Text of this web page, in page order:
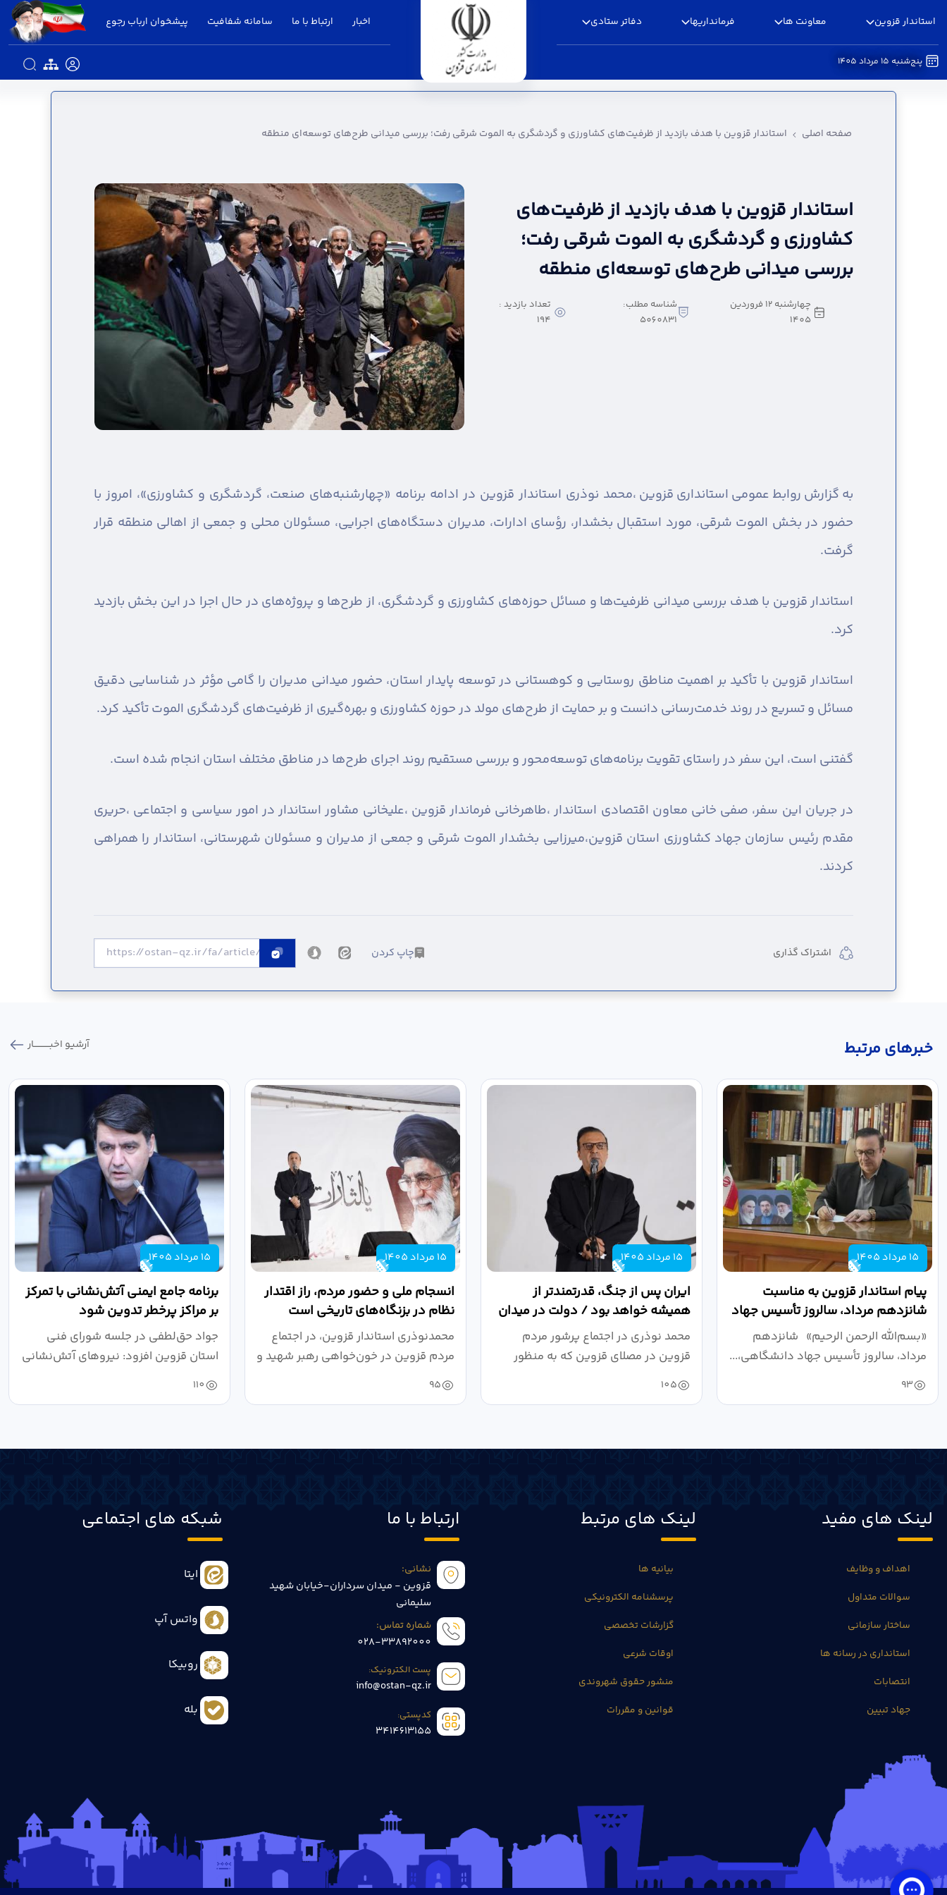
استاندار قزوین معاونت ها فرمانداریها دفاتر ستادی اخبار ارتباط با ما سامانه شفافیت پیشخوان ارباب رجوع
پنج‌شنبه 15 مرداد 1405
استاندار قزوین با هدف بازدید از ظرفیت‌های کشاورزی و گردشگری به الموت شرقی رفت؛ بررسی میدانی طرح‌های توسعه‌ای منطقه - استانداری قزوین
صفحه اصلی استاندار قزوین با هدف بازدید از ظرفیت‌های کشاورزی و گردشگری به الموت شرقی رفت؛ بررسی میدانی طرح‌های توسعه‌ای منطقه
استاندار قزوین با هدف بازدید از ظرفیت‌های
کشاورزی و گردشگری به الموت شرقی رفت؛
بررسی میدانی طرح‌های توسعه‌ای منطقه
چهارشنبه 12 فروردین
1405
شناسه مطلب:
5060831
تعداد بازدید :
194
به گزارش روابط عمومی استانداری قزوین ،محمد نوذری استاندار قزوین در ادامه برنامه «چهارشنبه‌های صنعت، گردشگری و کشاورزی»، امروز با
حضور در بخش الموت شرقی، مورد استقبال بخشدار، رؤسای ادارات، مدیران دستگاه‌های اجرایی، مسئولان محلی و جمعی از اهالی منطقه قرار
گرفت.
استاندار قزوین با هدف بررسی میدانی ظرفیت‌ها و مسائل حوزه‌های کشاورزی و گردشگری، از طرح‌ها و پروژه‌های در حال اجرا در این بخش بازدید
کرد.
استاندار قزوین با تأکید بر اهمیت مناطق روستایی و کوهستانی در توسعه پایدار استان، حضور میدانی مدیران را گامی مؤثر در شناسایی دقیق
مسائل و تسریع در روند خدمت‌رسانی دانست و بر حمایت از طرح‌های مولد در حوزه کشاورزی و بهره‌گیری از ظرفیت‌های گردشگری الموت تأکید کرد.
گفتنی است، این سفر در راستای تقویت برنامه‌های توسعه‌محور و بررسی مستقیم روند اجرای طرح‌ها در مناطق مختلف استان انجام شده است.
در جریان این سفر، صفی خانی معاون اقتصادی استاندار ،طاهرخانی فرماندار قزوین ،علیخانی مشاور استاندار در امور سیاسی و اجتماعی ،حریری
مقدم رئیس سازمان جهاد کشاورزی استان قزوین،میرزایی بخشدار الموت شرقی و جمعی از مدیران و مسئولان شهرستانی، استاندار را همراهی
کردند.
اشتراک گذاری چاپ کردن
خبر‌های مرتبط آرشیو اخبـــــــــــار
15 مرداد 1405
پیام استاندار قزوین به مناسبت
شانزدهم مرداد، سالروز تأسیس جهاد
دانشگاهی
«بسم‌الله الرحمن الرحیم» شانزدهم
مرداد، سالروز تأسیس جهاد دانشگاهی،...
93
15 مرداد 1405
ایران پس از جنگ، قدرتمندتر از
همیشه خواهد بود / دولت در میدان
نبرد اقتصادی،...
محمد نوذری در اجتماع پرشور مردم
قزوین در مصلای قزوین که به منظور
خون‌خواهی...
105
15 مرداد 1405
انسجام ملی و حضور مردم، راز اقتدار
نظام در بزنگاه‌های تاریخی است
محمدنوذری استاندار قزوین، در اجتماع
مردم قزوین در خون‌خواهی رهبر شهید و
حمایت...
95
15 مرداد 1405
برنامه جامع ایمنی آتش‌نشانی با تمرکز
بر مراکز پرخطر تدوین شود
جواد حق‌لطفی در جلسه شورای فنی
استان قزوین افزود: نیروهای آتش‌نشانی
طی سال...
110
لینک های مفید
اهداف و وظایف
سوالات متداول
ساختار سازمانی
استانداری در رسانه ها
انتصابات
جهاد تبیین
لینک های مرتبط
بیانیه ها
پرسشنامه الکترونیکی
گزارشات تخصصی
اوقات شرعی
منشور حقوق شهروندی
قوانین و مقررات
ارتباط با ما
نشانی:
قزوین - میدان سرداران-خیابان شهید
سلیمانی
شماره تماس:
028-33892000
پست الکترونیک:
info@ostan-qz.ir
کدپستی:
3414613155
شبکه های اجتماعی
ایتا
واتس آپ
روبیکا
بله